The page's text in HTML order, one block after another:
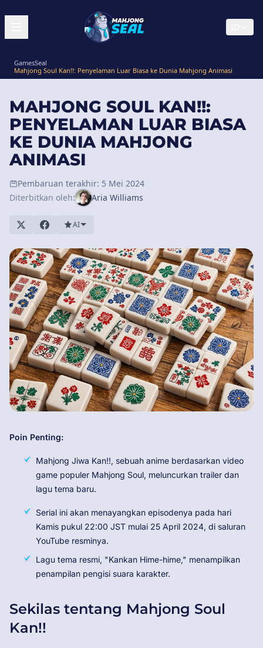
GamesSeal
Mahjong Soul Kan!!: Penyelaman Luar Biasa ke Dunia Mahjong Animasi
MAHJONG SOUL KAN!!:
PENYELAMAN LUAR BIASA
KE DUNIA MAHJONG
ANIMASI
Pembaruan terakhir: 5 Mei 2024
Diterbitkan oleh:
Aria Williams
AI
Poin Penting:
Mahjong Jiwa Kan!!, sebuah anime berdasarkan video
game populer Mahjong Soul, meluncurkan trailer dan
lagu tema baru.
Serial ini akan menayangkan episodenya pada hari
Kamis pukul 22:00 JST mulai 25 April 2024, di saluran
YouTube resminya.
Lagu tema resmi, "Kankan Hime-hime," menampilkan
penampilan pengisi suara karakter.
Sekilas tentang Mahjong Soul
Kan!!